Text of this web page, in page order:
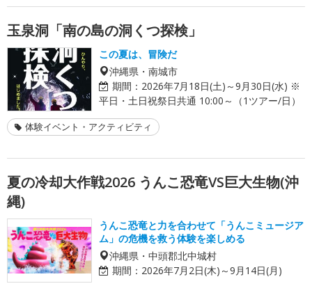
玉泉洞「南の島の洞くつ探検」
この夏は、冒険だ
沖縄県・南城市
期間： 2026年7月18日(土)～9月30日(水) ※
平日・土日祝祭日共通 10:00～（1ツアー/日）
体験イベント・アクティビティ
夏の冷却大作戦2026 うんこ恐竜VS巨大生物(沖
縄)
うんこ恐竜と力を合わせて「うんこミュージア
ム」の危機を救う体験を楽しめる
沖縄県・中頭郡北中城村
期間： 2026年7月2日(木)～9月14日(月)